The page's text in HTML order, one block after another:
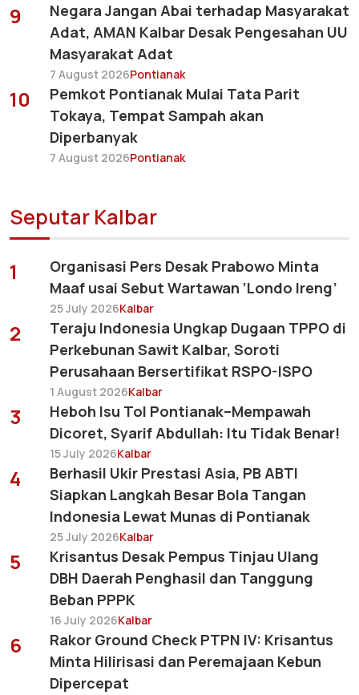
9
Negara Jangan Abai terhadap Masyarakat
Adat, AMAN Kalbar Desak Pengesahan UU
Masyarakat Adat
7 August 2026Pontianak
10
Pemkot Pontianak Mulai Tata Parit
Tokaya, Tempat Sampah akan
Diperbanyak
7 August 2026Pontianak
Seputar Kalbar
1
Organisasi Pers Desak Prabowo Minta
Maaf usai Sebut Wartawan ‘Londo Ireng’
25 July 2026Kalbar
2
Teraju Indonesia Ungkap Dugaan TPPO di
Perkebunan Sawit Kalbar, Soroti
Perusahaan Bersertifikat RSPO-ISPO
1 August 2026Kalbar
3
Heboh Isu Tol Pontianak–Mempawah
Dicoret, Syarif Abdullah: Itu Tidak Benar!
15 July 2026Kalbar
4
Berhasil Ukir Prestasi Asia, PB ABTI
Siapkan Langkah Besar Bola Tangan
Indonesia Lewat Munas di Pontianak
25 July 2026Kalbar
5
Krisantus Desak Pempus Tinjau Ulang
DBH Daerah Penghasil dan Tanggung
Beban PPPK
16 July 2026Kalbar
6
Rakor Ground Check PTPN IV: Krisantus
Minta Hilirisasi dan Peremajaan Kebun
Dipercepat